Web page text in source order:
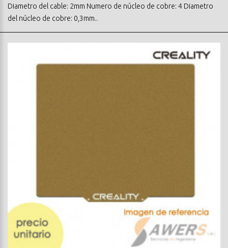
Diametro del cable: 2mm Numero de núcleo de cobre: 4 Diametro
del núcleo de cobre: 0,3mm..